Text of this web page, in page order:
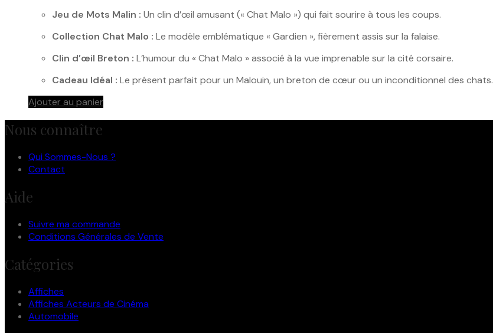
Jeu de Mots Malin : Un clin d’œil amusant (« Chat Malo ») qui fait sourire à tous les coups.
Collection Chat Malo : Le modèle emblématique « Gardien », fièrement assis sur la falaise.
Clin d’œil Breton : L’humour du « Chat Malo » associé à la vue imprenable sur la cité corsaire.
Cadeau Idéal : Le présent parfait pour un Malouin, un breton de cœur ou un inconditionnel des chats.
Ajouter au panier
Nous connaître
Qui Sommes-Nous ?
Contact
Aide
Suivre ma commande
Conditions Générales de Vente
Catégories
Affiches
Affiches Acteurs de Cinéma
Automobile